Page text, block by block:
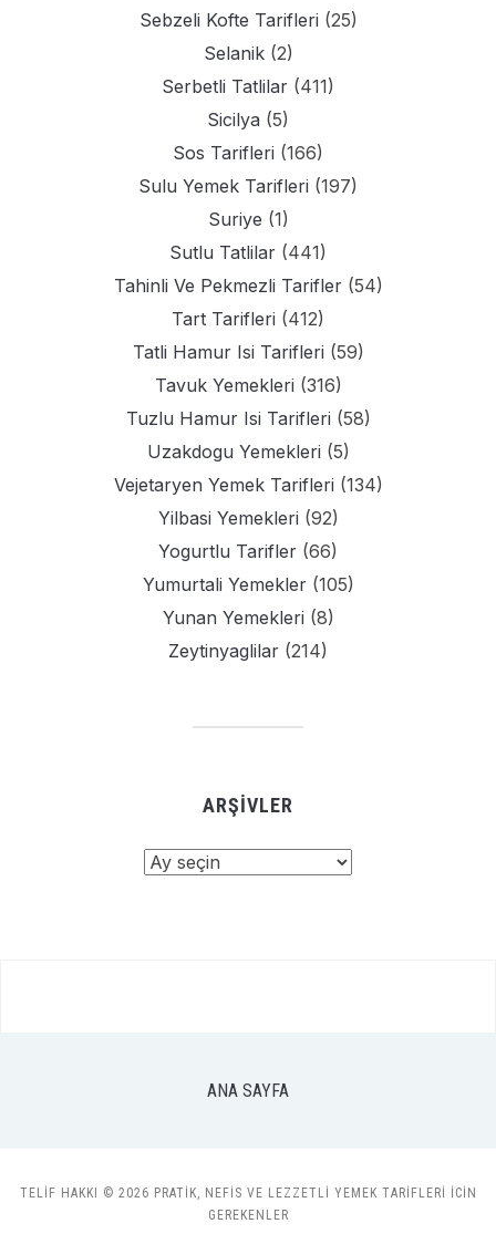
Sebzeli Kofte Tarifleri (25)
Selanik(2)
Serbetli Tatlilar (411)
Sicilya (5)
Sos Tarifleri (166)
Sulu Yemek Tarifleri (197)
Suriye (1)
Sutlu Tatlilar (441)
Tahinli Ve Pekmezli Tarifler(54)
Tart Tarifleri (412)
Tatli Hamur Isi Tarifleri (59)
Tavuk Yemekleri (316)
Tuzlu Hamur Isi Tarifleri (58)
Uzakdogu Yemekleri (5)
Vejetaryen Yemek Tarifleri (134)
Yilbasi Yemekleri (92)
Yogurtlu Tarifler (66)
Yumurtali Yemekler(105)
Yunan Yemekleri (8)
Zeytinyaglilar (214)
ARŞIVLER
ANA SAYFA
TELIF HAKKI © 2026 PRATIK, NEFIS VE LEZZETLI YEMEK TARIFLERI ICIN
GEREKENLER